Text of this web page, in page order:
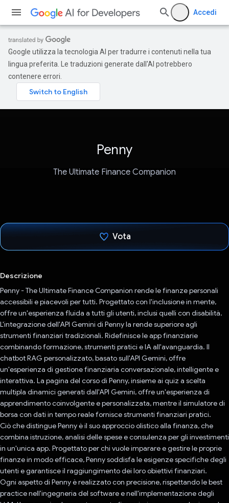
Accedi
Google utilizza la tecnologia AI per tradurre i contenuti nella tua
lingua preferita. Le traduzioni generate dall'AI potrebbero
contenere errori.
Penny
The Ultimate Finance Companion
Vota
Descrizione
Penny - The Ultimate Finance Companion rende le finanze personali
accessibili e piacevoli per tutti. Progettato con l'inclusione in mente,
offre un'esperienza fluida a tutti gli utenti, inclusi quelli con disabilità.
L'integrazione dell'API Gemini di Penny la rende superiore agli
strumenti finanziari tradizionali. Ridefinisce le app finanziarie
combinando formazione, strumenti pratici e IA all'avanguardia. Il
chatbot RAG personalizzato, basato sull'API Gemini, offre
un'esperienza di gestione finanziaria conversazionale, intelligente e
interattiva. La pagina del corso di Penny, insieme ai quiz a scelta
multipla dinamici generati dall'API Gemini, offre un'esperienza di
apprendimento coinvolgente e personalizzata, mentre il simulatore di
borsa con dati in tempo reale fornisce strumenti finanziari pratici.
Ciò che distingue Penny è il suo approccio olistico alla finanza, che
combina istruzione, analisi delle spese e consulenza per gli investimenti
in un'unica app. Progettato per chi vuole imparare e gestire le proprie
finanze in modo efficace, Penny soddisfa le esigenze specifiche degli
utenti e garantisce il raggiungimento dei loro obiettivi finanziari.
Ogni aspetto di Penny è realizzato con precisione, rispettando le best
practice nell'ingegneria del software e nell'implementazione degli